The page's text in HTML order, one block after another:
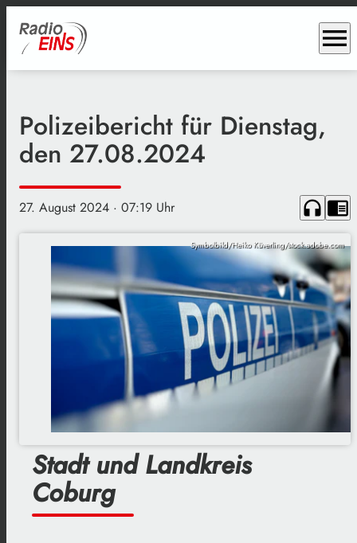
menu
Polizeibericht für Dienstag,
den 27.08.2024
27. August 2024 · 07:19 Uhr headphones chrome_reader_mode
Symbolbild/Heiko Küverling/stock.adobe.com
Stadt und Landkreis
Coburg